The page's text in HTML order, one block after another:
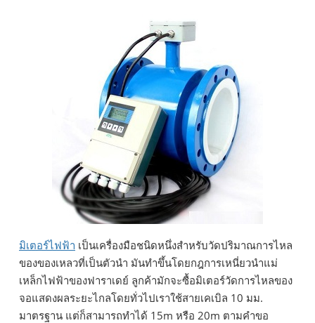
มิเตอร์ไฟฟ้า เป็นเครื่องมือชนิดหนึ่งสำหรับวัดปริมาณการไหล
ของของเหลวที่เป็นตัวนำ มันทำขึ้นโดยกฎการเหนี่ยวนำแม่
เหล็กไฟฟ้าของฟาราเดย์ ลูกค้ามักจะซื้อมิเตอร์วัดการไหลของ
จอแสดงผลระยะไกลโดยทั่วไปเราใช้สายเคเบิล 10 มม.
มาตรฐาน แต่ก็สามารถทำได้ 15m หรือ 20m ตามคำขอ